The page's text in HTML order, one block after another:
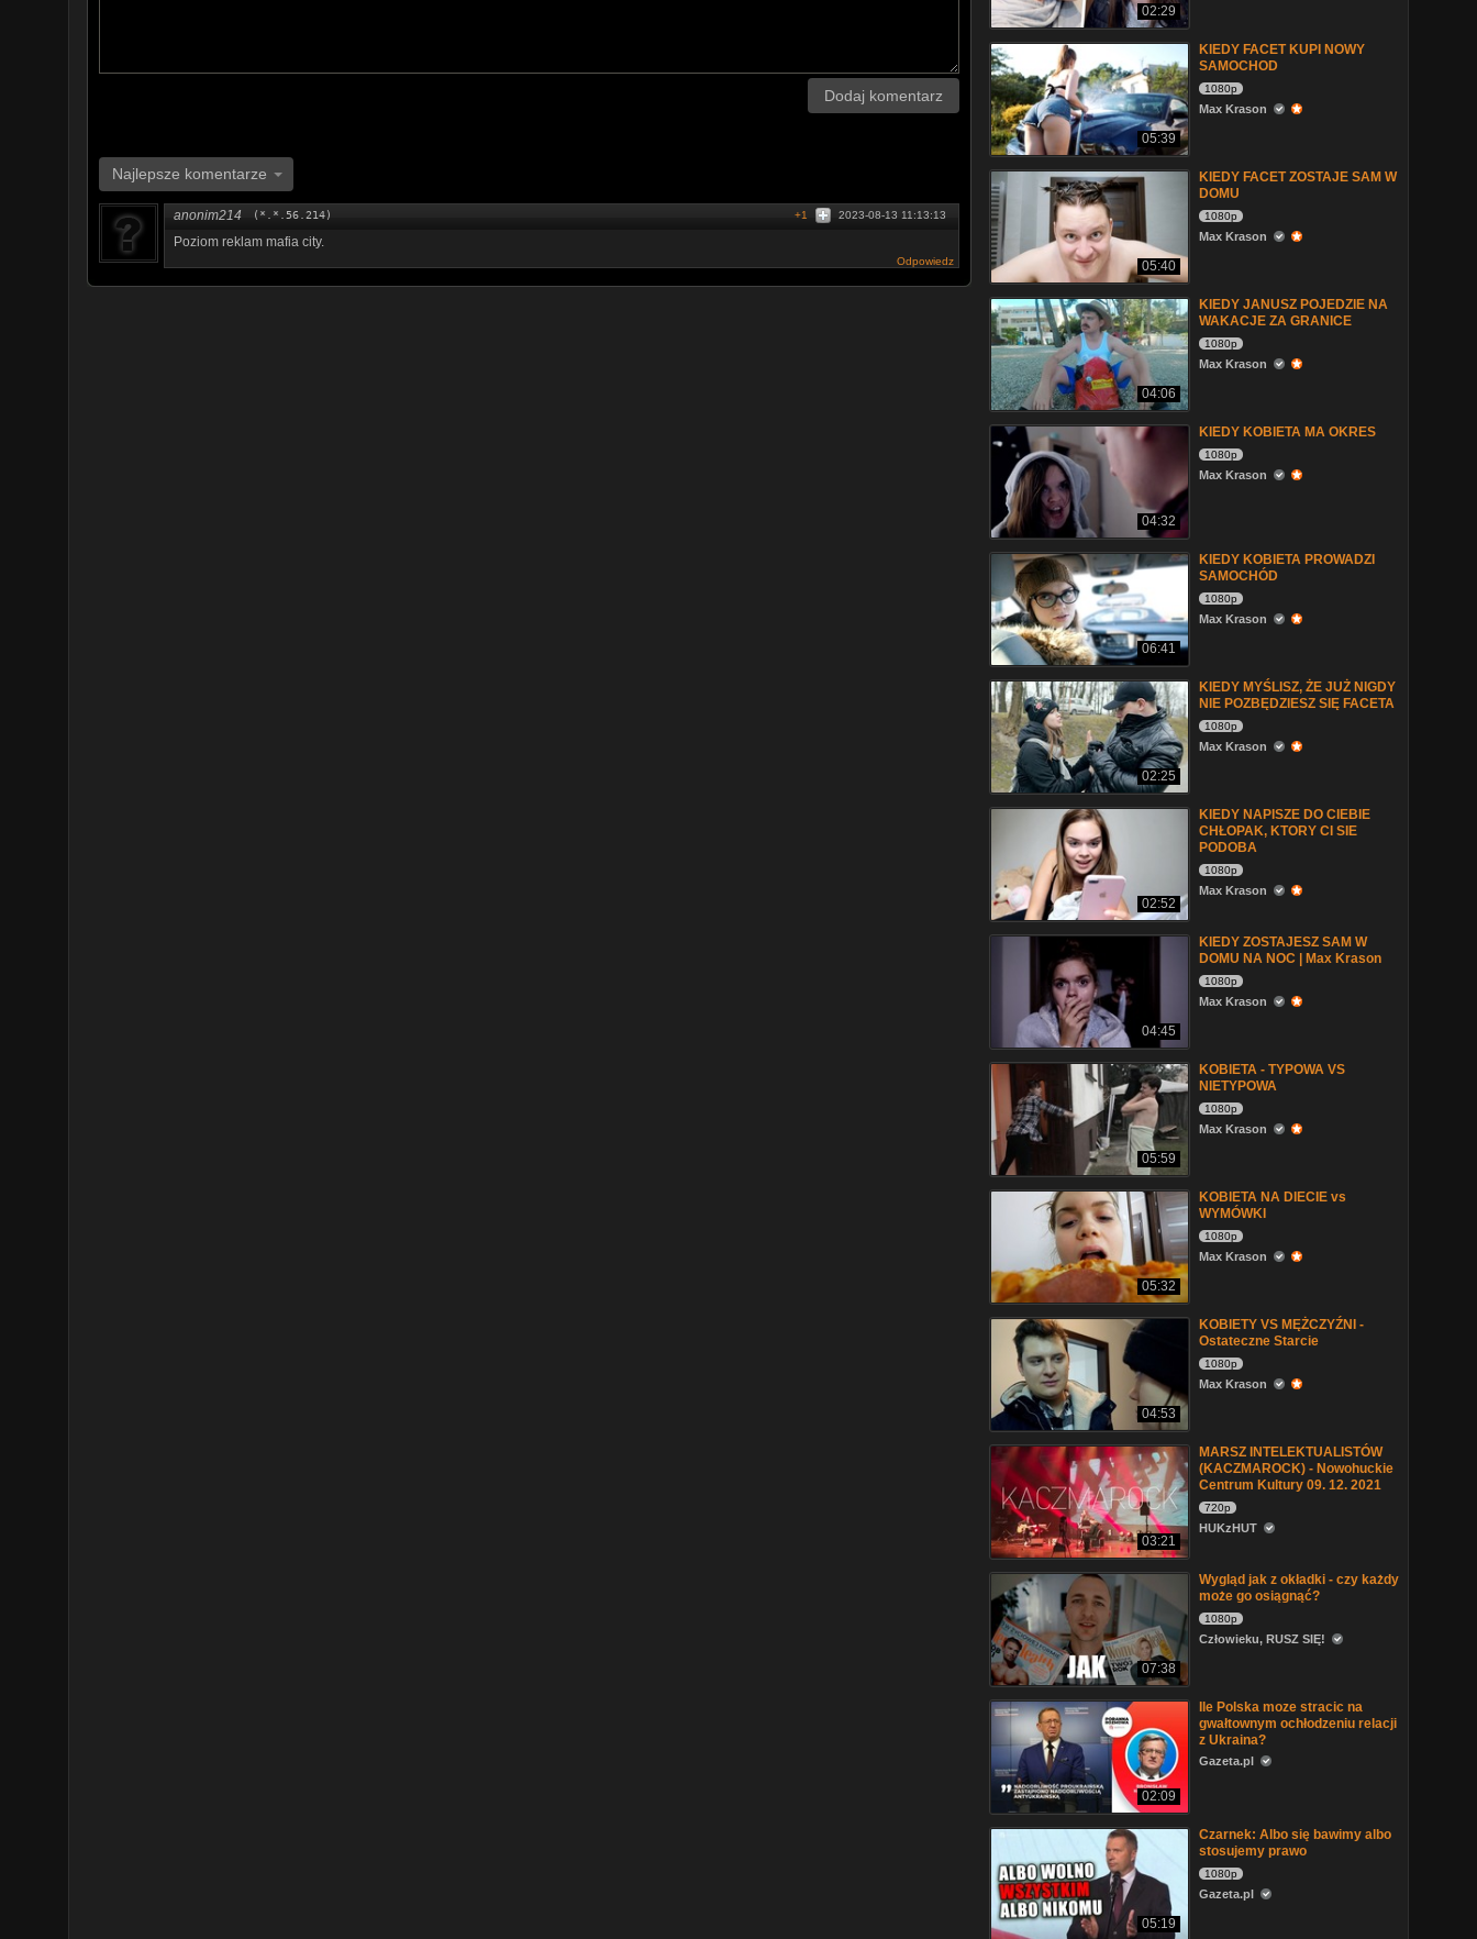
Dodaj komentarz
Najlepsze komentarze
anonim214 (*.*.56.214) 2023-08-13 11:13:13
+1
Poziom reklam mafia city.
Odpowiedz
02:29
05:39
KIEDY FACET KUPI NOWY
SAMOCHOD
1080p
Max Krason
05:40
KIEDY FACET ZOSTAJE SAM W
DOMU
1080p
Max Krason
04:06
KIEDY JANUSZ POJEDZIE NA
WAKACJE ZA GRANICE
1080p
Max Krason
04:32
KIEDY KOBIETA MA OKRES
1080p
Max Krason
06:41
KIEDY KOBIETA PROWADZI
SAMOCHÓD
1080p
Max Krason
02:25
KIEDY MYŚLISZ, ŻE JUŻ NIGDY
NIE POZBĘDZIESZ SIĘ FACETA
1080p
Max Krason
02:52
KIEDY NAPISZE DO CIEBIE
CHŁOPAK, KTORY CI SIE
PODOBA
1080p
Max Krason
04:45
KIEDY ZOSTAJESZ SAM W
DOMU NA NOC | Max Krason
1080p
Max Krason
05:59
KOBIETA - TYPOWA VS
NIETYPOWA
1080p
Max Krason
05:32
KOBIETA NA DIECIE vs
WYMÓWKI
1080p
Max Krason
04:53
KOBIETY VS MĘŻCZYŹNI -
Ostateczne Starcie
1080p
Max Krason
03:21
MARSZ INTELEKTUALISTÓW
(KACZMAROCK) - Nowohuckie
Centrum Kultury 09. 12. 2021
720p
HUKzHUT
07:38
Wygląd jak z okładki - czy każdy
może go osiągnąć?
1080p
Człowieku, RUSZ SIĘ!
02:09
Ile Polska moze stracic na
gwałtownym ochłodzeniu relacji
z Ukraina?
Gazeta.pl
05:19
Czarnek: Albo się bawimy albo
stosujemy prawo
1080p
Gazeta.pl